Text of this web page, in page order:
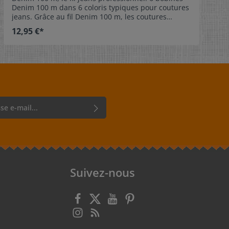
Denim 100 m dans 6 coloris typiques pour coutures
jeans. Grâce au fil Denim 100 m, les coutures
piquées et apparentes robustes, les coutures
rabattues typiques des jeans et les effets tendance
décontracté remarquable. Art. 731144, Col. 1
12,95 €*
Suivez-nous